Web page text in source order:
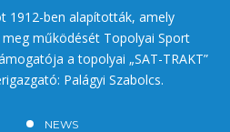
1912-ben alapították, amely
működését Topolyai Sport
a topolyai „SAT-TRAKT”
Palágyi Szabolcs.
NEWS